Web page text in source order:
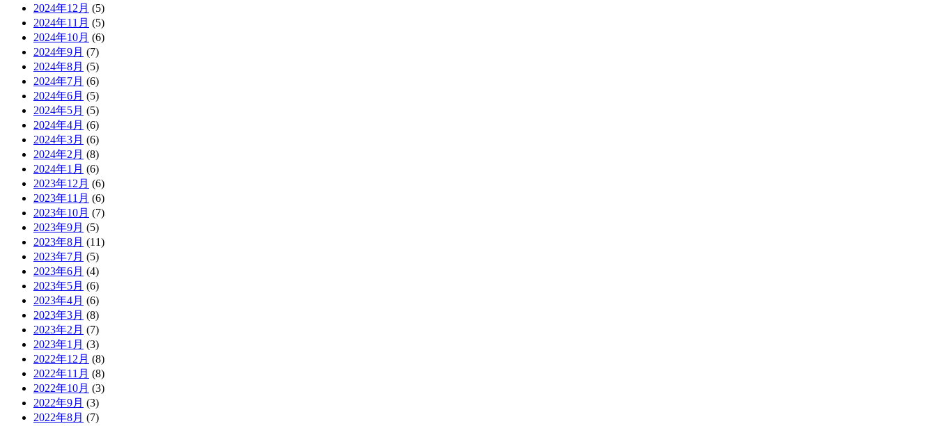
2024年12月 (5)
2024年11月 (5)
2024年10月 (6)
2024年9月 (7)
2024年8月 (5)
2024年7月 (6)
2024年6月 (5)
2024年5月 (5)
2024年4月 (6)
2024年3月 (6)
2024年2月 (8)
2024年1月 (6)
2023年12月 (6)
2023年11月 (6)
2023年10月 (7)
2023年9月 (5)
2023年8月 (11)
2023年7月 (5)
2023年6月 (4)
2023年5月 (6)
2023年4月 (6)
2023年3月 (8)
2023年2月 (7)
2023年1月 (3)
2022年12月 (8)
2022年11月 (8)
2022年10月 (3)
2022年9月 (3)
2022年8月 (7)